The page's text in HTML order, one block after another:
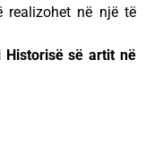
në një të
Historisë së artit në